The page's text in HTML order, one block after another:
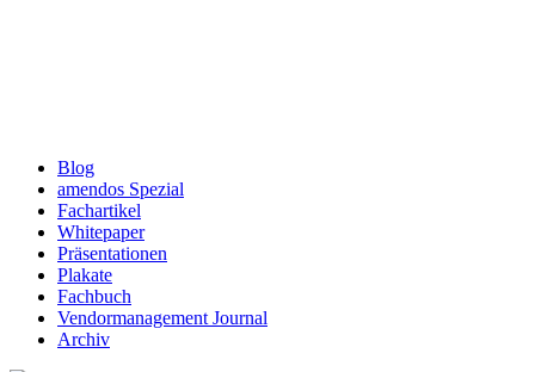
Blog
amendos Spezial
Fachartikel
Whitepaper
Präsentationen
Plakate
Fachbuch
Vendormanagement Journal
Archiv